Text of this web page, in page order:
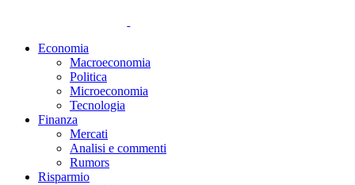
Economia
Macroeconomia
Politica
Microeconomia
Tecnologia
Finanza
Mercati
Analisi e commenti
Rumors
Risparmio